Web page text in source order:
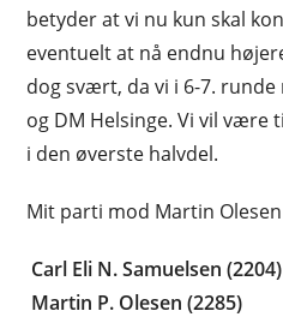
betyder at vi nu kun skal
eventuelt at nå endnu
dog svært, da vi i 6-7. runde
og DM Helsinge. Vi vil være
i den øverste halvdel.
Mit parti mod Martin
Carl Eli N. Samuelsen (2204)
Martin P. Olesen (2285)